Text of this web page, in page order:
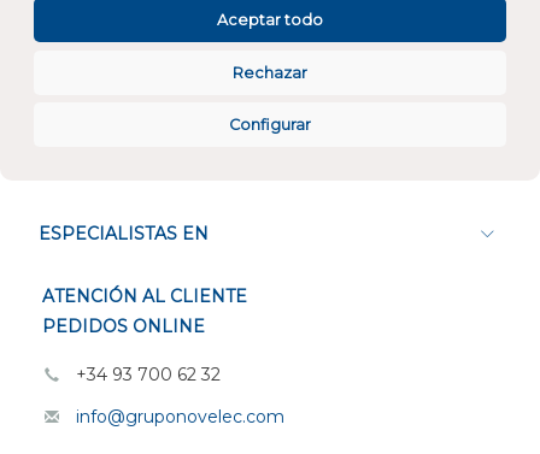
Configurar
Rechazar
Aceptar todo
ESPECIALISTAS EN
ATENCIÓN AL CLIENTE
PEDIDOS ONLINE
+34 93 700 62 32
info@gruponovelec.com